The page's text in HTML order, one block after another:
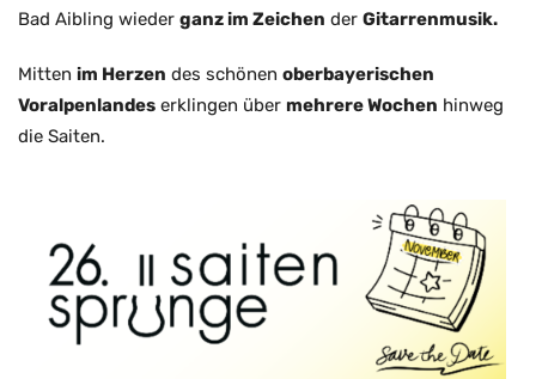
Bad Aibling wieder ganz im Zeichen der Gitarrenmusik.
Mitten im Herzen des schönen oberbayerischen
Voralpenlandes erklingen über mehrere Wochen hinweg
die Saiten.